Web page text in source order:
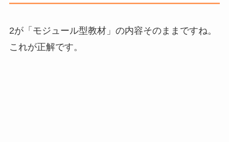
2が「モジュール型教材」の内容そのままですね。
これが正解です。